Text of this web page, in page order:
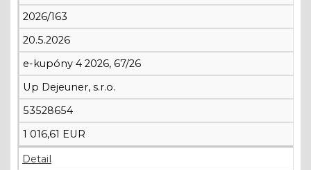
2026/163
20.5.2026
e-kupóny 4 2026, 67/26
Up Dejeuner, s.r.o.
53528654
1 016,61 EUR
Detail